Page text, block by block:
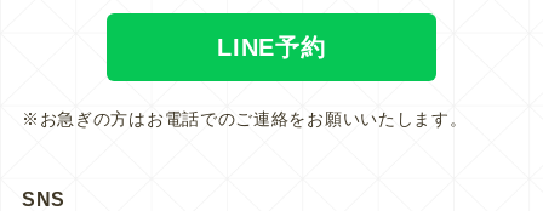
LINE予約
※お急ぎの方はお電話でのご連絡をお願いいたします。
SNS